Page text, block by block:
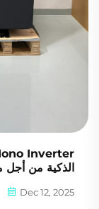
الذكية من
Dec 12, 2025